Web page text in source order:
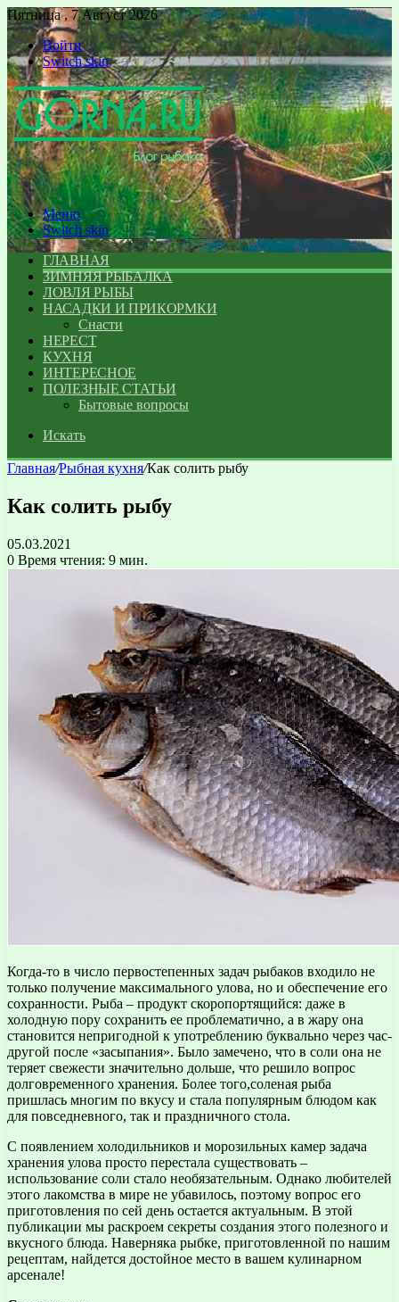
Пятница , 7 Август 2026
Войти
Switch skin
Меню
Switch skin
ГЛАВНАЯ
ЗИМНЯЯ РЫБАЛКА
ЛОВЛЯ РЫБЫ
НАСАДКИ И ПРИКОРМКИ
Снасти
НЕРЕСТ
КУХНЯ
ИНТЕРЕСНОЕ
ПОЛЕЗНЫЕ СТАТЬИ
Бытовые вопросы
Искать
Главная/Рыбная кухня/Как солить рыбу
Как солить рыбу
05.03.2021
0 Время чтения: 9 мин.
Когда-то в число первостепенных задач рыбаков входило не
только получение максимального улова, но и обеспечение его
сохранности. Рыба – продукт скоропортящийся: даже в
холодную пору сохранить ее проблематично, а в жару она
становится непригодной к употреблению буквально через час-
другой после «засыпания». Было замечено, что в соли она не
теряет свежести значительно дольше, что решило вопрос
долговременного хранения. Более того,соленая рыба
пришлась многим по вкусу и стала популярным блюдом как
для повседневного, так и праздничного стола.
С появлением холодильников и морозильных камер задача
хранения улова просто перестала существовать –
использование соли стало необязательным. Однако любителей
этого лакомства в мире не убавилось, поэтому вопрос его
приготовления по сей день остается актуальным. В этой
публикации мы раскроем секреты создания этого полезного и
вкусного блюда. Наверняка рыбке, приготовленной по нашим
рецептам, найдется достойное место в вашем кулинарном
арсенале!